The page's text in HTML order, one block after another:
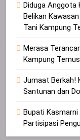
Diduga Anggota
Belikan
Tani Kampung
Merasa
Kampung
Jumaat Berkah!
Santunan dan
Bupati
Partisipasi